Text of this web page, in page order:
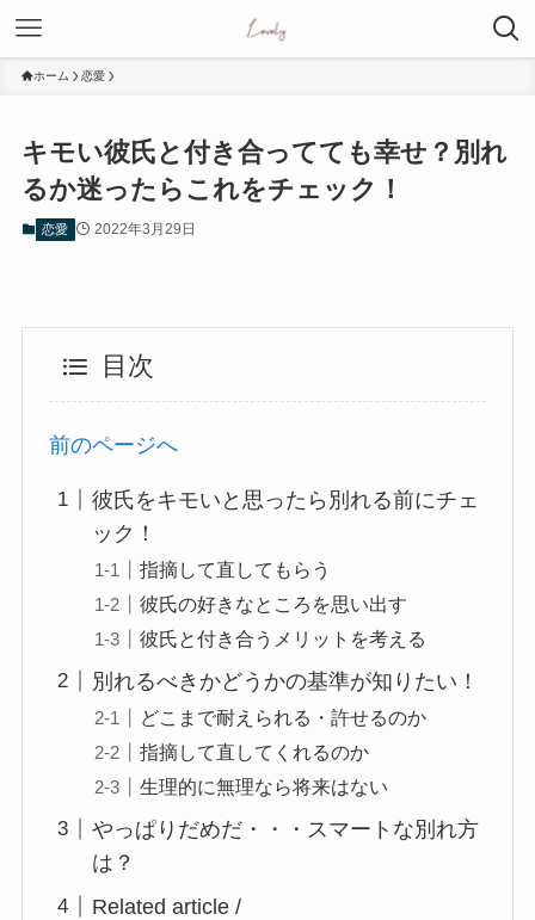
ホーム 恋愛
キモい彼氏と付き合ってても幸せ？別れ
るか迷ったらこれをチェック！
恋愛 2022年3月29日
目次
前のページへ
彼氏をキモいと思ったら別れる前にチェ
ック！
指摘して直してもらう
彼氏の好きなところを思い出す
彼氏と付き合うメリットを考える
別れるべきかどうかの基準が知りたい！
どこまで耐えられる・許せるのか
指摘して直してくれるのか
生理的に無理なら将来はない
やっぱりだめだ・・・スマートな別れ方
は？
Related article /